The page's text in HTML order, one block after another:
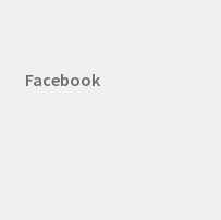
Facebook